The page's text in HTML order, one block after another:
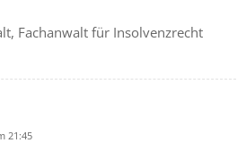
Fachanwalt für Insolvenzrecht
21:45